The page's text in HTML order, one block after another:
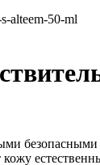
безопасными
кожу